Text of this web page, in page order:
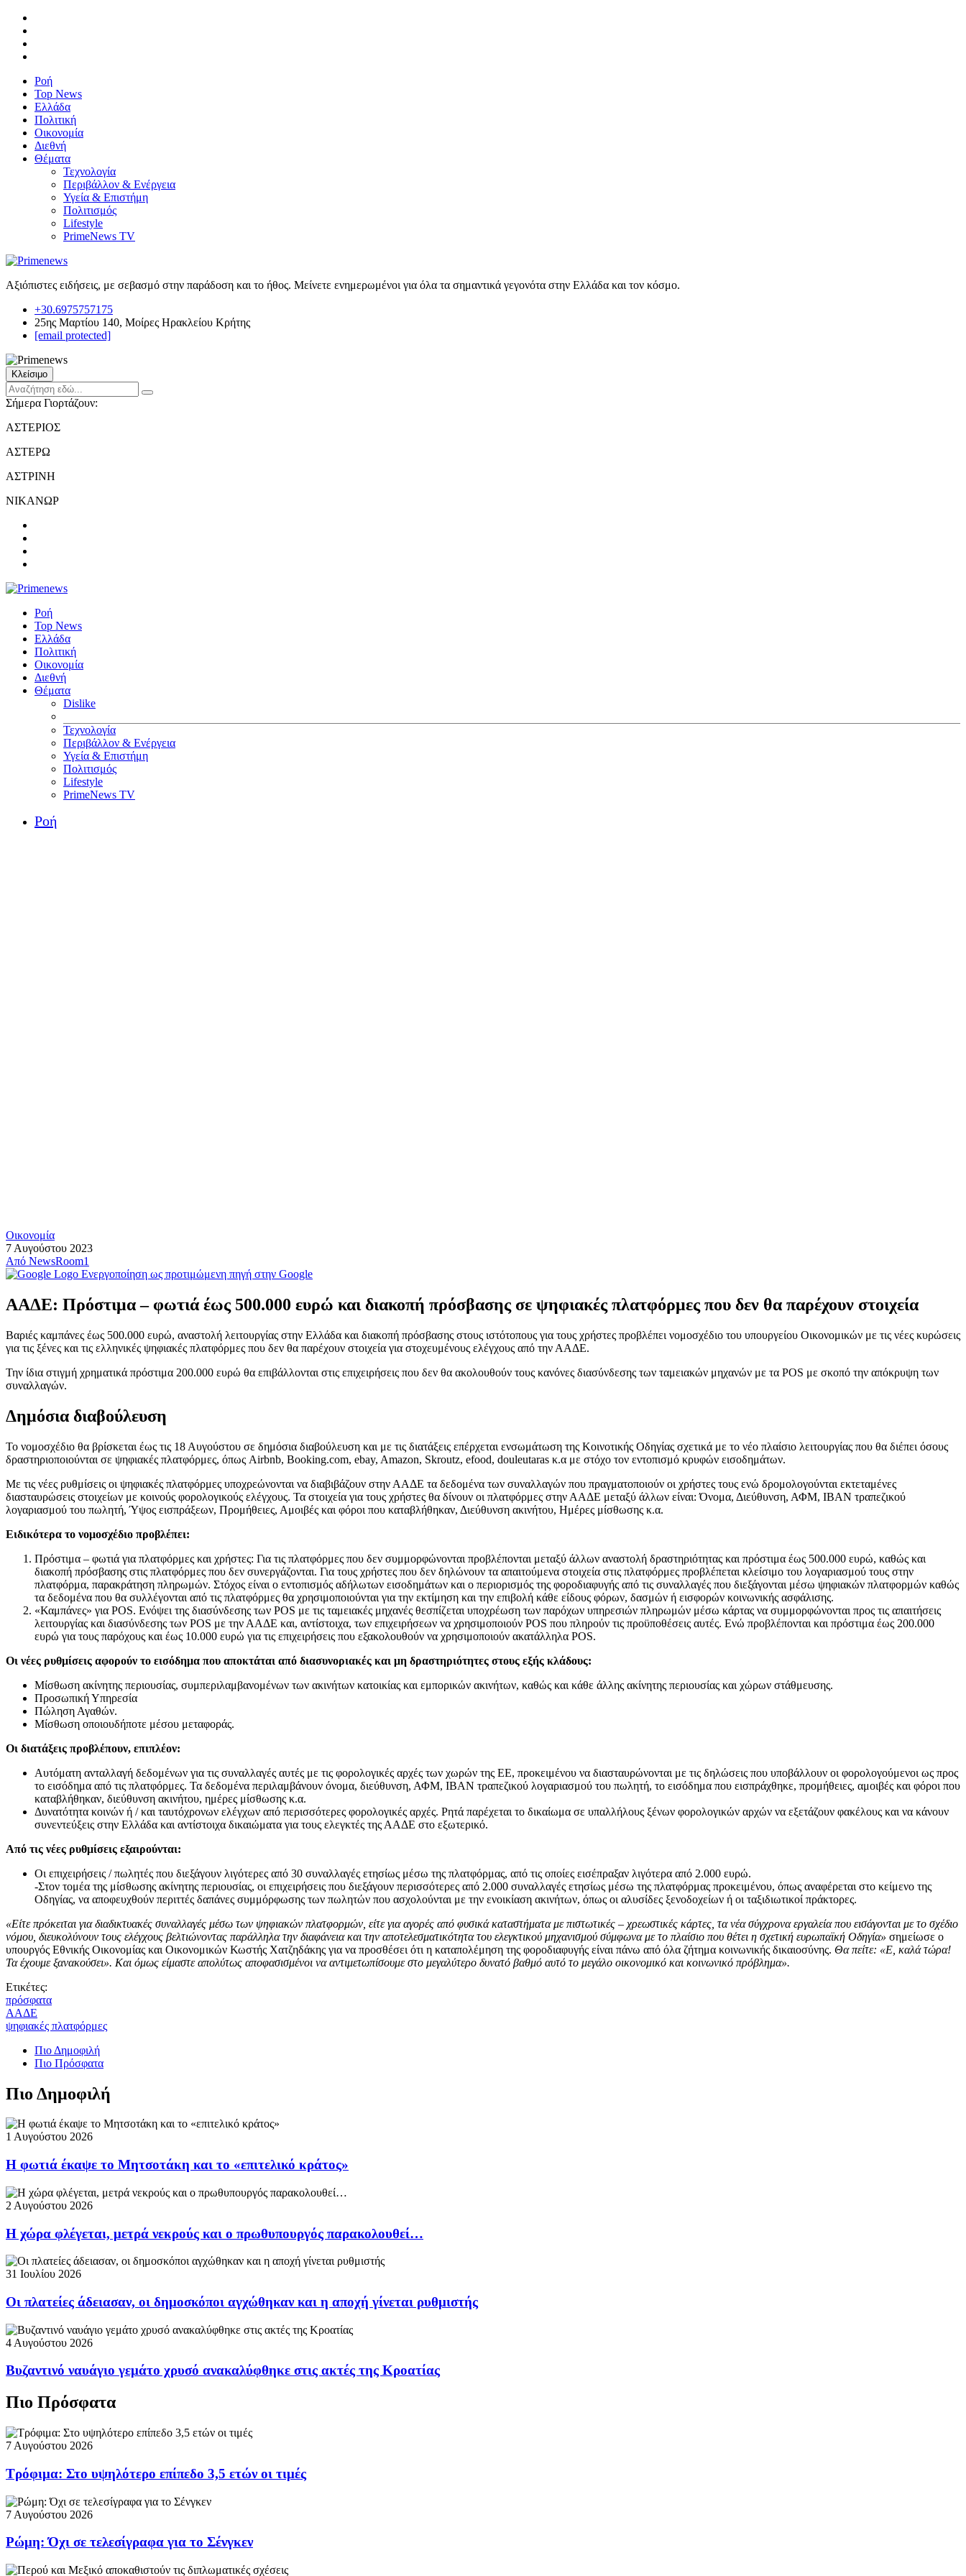
Ροή
Top News
Ελλάδα
Πολιτική
Οικονομία
Διεθνή
Θέματα
Τεχνολογία
Περιβάλλον & Ενέργεια
Υγεία & Επιστήμη
Πολιτισμός
Lifestyle
PrimeNews TV
Αξιόπιστες ειδήσεις, με σεβασμό στην παράδοση και το ήθος. Μείνετε ενημερωμένοι για όλα τα σημαντικά γεγονότα στην Ελλάδα και τον κόσμο.
+30.6975757175
25ης Μαρτίου 140, Μοίρες Ηρακλείου Κρήτης
[email protected]
Κλείσιμο
Σήμερα Γιορτάζουν:
ΑΣΤΕΡΙΟΣ
ΑΣΤΕΡΩ
ΑΣΤΡΙΝΗ
ΝΙΚΑΝΩΡ
Ροή
Top News
Ελλάδα
Πολιτική
Οικονομία
Διεθνή
Θέματα
Dislike
Τεχνολογία
Περιβάλλον & Ενέργεια
Υγεία & Επιστήμη
Πολιτισμός
Lifestyle
PrimeNews TV
Ροή
Οικονομία
7 Αυγούστου 2023
Από NewsRoom1
Ενεργοποίηση ως προτιμώμενη πηγή στην Google
ΑΑΔΕ: Πρόστιμα – φωτιά έως 500.000 ευρώ και διακοπή πρόσβασης σε ψηφιακές πλατφόρμες που δεν θα παρέχουν στοιχεία
Βαριές καμπάνες έως 500.000 ευρώ, αναστολή λειτουργίας στην Ελλάδα και διακοπή πρόσβασης στους ιστότοπους για τους χρήστες προβλέπει νομοσχέδιο του υπουργείου Οικονομικών με τις νέες κυρώσεις
για τις ξένες και τις ελληνικές ψηφιακές πλατφόρμες που δεν θα παρέχουν στοιχεία για στοχευμένους ελέγχους από την ΑΑΔΕ.
Την ίδια στιγμή χρηματικά πρόστιμα 200.000 ευρώ θα επιβάλλονται στις επιχειρήσεις που δεν θα ακολουθούν τους κανόνες διασύνδεσης των ταμειακών μηχανών με τα POS με σκοπό την απόκρυψη των
συναλλαγών.
Δημόσια διαβούλευση
Το νομοσχέδιο θα βρίσκεται έως τις 18 Αυγούστου σε δημόσια διαβούλευση και με τις διατάξεις επέρχεται ενσωμάτωση της Κοινοτικής Οδηγίας σχετικά με το νέο πλαίσιο λειτουργίας που θα διέπει όσους
δραστηριοποιούνται σε ψηφιακές πλατφόρμες, όπως Airbnb, Booking.com, ebay, Amazon, Skroutz, efood, douleutaras κ.α με στόχο τον εντοπισμό κρυφών εισοδημάτων.
Με τις νέες ρυθμίσεις οι ψηφιακές πλατφόρμες υποχρεώνονται να διαβιβάζουν στην ΑΑΔΕ τα δεδομένα των συναλλαγών που πραγματοποιούν οι χρήστες τους ενώ δρομολογούνται εκτεταμένες
διασταυρώσεις στοιχείων με κοινούς φορολογικούς ελέγχους. Τα στοιχεία για τους χρήστες θα δίνουν οι πλατφόρμες στην ΑΑΔΕ μεταξύ άλλων είναι: Όνομα, Διεύθυνση, ΑΦΜ, ΙΒΑΝ τραπεζικού
λογαριασμού του πωλητή, Ύψος εισπράξεων, Προμήθειες, Αμοιβές και φόροι που καταβλήθηκαν, Διεύθυνση ακινήτου, Ημέρες μίσθωσης κ.α.
Ειδικότερα το νομοσχέδιο προβλέπει:
Πρόστιμα – φωτιά για πλατφόρμες και χρήστες: Για τις πλατφόρμες που δεν συμμορφώνονται προβλέπονται μεταξύ άλλων αναστολή δραστηριότητας και πρόστιμα έως 500.000 ευρώ, καθώς και
διακοπή πρόσβασης στις πλατφόρμες που δεν συνεργάζονται. Για τους χρήστες που δεν δηλώνουν τα απαιτούμενα στοιχεία στις πλατφόρμες προβλέπεται κλείσιμο του λογαριασμού τους στην
πλατφόρμα, παρακράτηση πληρωμών. Στόχος είναι ο εντοπισμός αδήλωτων εισοδημάτων και ο περιορισμός της φοροδιαφυγής από τις συναλλαγές που διεξάγονται μέσω ψηφιακών πλατφορμών καθώς
τα δεδομένα που θα συλλέγονται από τις πλατφόρμες θα χρησιμοποιούνται για την εκτίμηση και την επιβολή κάθε είδους φόρων, δασμών ή εισφορών κοινωνικής ασφάλισης.
«Καμπάνες» για POS. Eνόψει της διασύνδεσης των POS με τις ταμειακές μηχανές θεσπίζεται υποχρέωση των παρόχων υπηρεσιών πληρωμών μέσω κάρτας να συμμορφώνονται προς τις απαιτήσεις
λειτουργίας και διασύνδεσης των POS με την ΑΑΔΕ και, αντίστοιχα, των επιχειρήσεων να χρησιμοποιούν POS που πληρούν τις προϋποθέσεις αυτές. Ενώ προβλέπονται και πρόστιμα έως 200.000
ευρώ για τους παρόχους και έως 10.000 ευρώ για τις επιχειρήσεις που εξακολουθούν να χρησιμοποιούν ακατάλληλα POS.
Οι νέες ρυθμίσεις αφορούν το εισόδημα που αποκτάται από διασυνοριακές και μη δραστηριότητες στους εξής κλάδους:
Μίσθωση ακίνητης περιουσίας, συμπεριλαμβανομένων των ακινήτων κατοικίας και εμπορικών ακινήτων, καθώς και κάθε άλλης ακίνητης περιουσίας και χώρων στάθμευσης.
Προσωπική Υπηρεσία
Πώληση Αγαθών.
Μίσθωση οποιουδήποτε μέσου μεταφοράς.
Οι διατάξεις προβλέπουν, επιπλέον:
Αυτόματη ανταλλαγή δεδομένων για τις συναλλαγές αυτές με τις φορολογικές αρχές των χωρών της ΕΕ, προκειμένου να διασταυρώνονται με τις δηλώσεις που υποβάλλουν οι φορολογούμενοι ως προς
το εισόδημα από τις πλατφόρμες. Τα δεδομένα περιλαμβάνουν όνομα, διεύθυνση, ΑΦΜ, ΙΒΑΝ τραπεζικού λογαριασμού του πωλητή, το εισόδημα που εισπράχθηκε, προμήθειες, αμοιβές και φόροι που
καταβλήθηκαν, διεύθυνση ακινήτου, ημέρες μίσθωσης κ.α.
Δυνατότητα κοινών ή / και ταυτόχρονων ελέγχων από περισσότερες φορολογικές αρχές. Ρητά παρέχεται το δικαίωμα σε υπαλλήλους ξένων φορολογικών αρχών να εξετάζουν φακέλους και να κάνουν
συνεντεύξεις στην Ελλάδα και αντίστοιχα δικαιώματα για τους ελεγκτές της ΑΑΔΕ στο εξωτερικό.
Από τις νέες ρυθμίσεις εξαιρούνται:
Οι επιχειρήσεις / πωλητές που διεξάγουν λιγότερες από 30 συναλλαγές ετησίως μέσω της πλατφόρμας, από τις οποίες εισέπραξαν λιγότερα από 2.000 ευρώ.
-Στον τομέα της μίσθωσης ακίνητης περιουσίας, οι επιχειρήσεις που διεξάγουν περισσότερες από 2.000 συναλλαγές ετησίως μέσω της πλατφόρμας προκειμένου, όπως αναφέρεται στο κείμενο της
Οδηγίας, να αποφευχθούν περιττές δαπάνες συμμόρφωσης των πωλητών που ασχολούνται με την ενοικίαση ακινήτων, όπως οι αλυσίδες ξενοδοχείων ή οι ταξιδιωτικοί πράκτορες.
«Είτε πρόκειται για διαδικτυακές συναλλαγές μέσω των ψηφιακών πλατφορμών, είτε για αγορές από φυσικά καταστήματα με πιστωτικές – χρεωστικές κάρτες, τα νέα σύγχρονα εργαλεία που εισάγονται με το σχέδιο
νόμου, διευκολύνουν τους ελέγχους βελτιώνοντας παράλληλα την διαφάνεια και την αποτελεσματικότητα του ελεγκτικού μηχανισμού σύμφωνα με το πλαίσιο που θέτει η σχετική ευρωπαϊκή Οδηγία» σημείωσε ο
υπουργός Εθνικής Οικονομίας και Οικονομικών Κωστής Χατζηδάκης για να προσθέσει ότι η καταπολέμηση της φοροδιαφυγής είναι πάνω από όλα ζήτημα κοινωνικής δικαιοσύνης. Θα πείτε: «Ε, καλά τώρα!
Τα έχουμε ξανακούσει». Και όμως είμαστε απολύτως αποφασισμένοι να αντιμετωπίσουμε στο μεγαλύτερο δυνατό βαθμό αυτό το μεγάλο οικονομικό και κοινωνικό πρόβλημα».
Ετικέτες:
πρόσφατα
ΑΑΔΕ
ψηφιακές πλατφόρμες
Πιο Δημοφιλή
Πιο Πρόσφατα
Πιο Δημοφιλή
1 Αυγούστου 2026
Η φωτιά έκαψε το Μητσοτάκη και το «επιτελικό κράτος»
2 Αυγούστου 2026
Η χώρα φλέγεται, μετρά νεκρούς και ο πρωθυπουργός παρακολουθεί…
31 Ιουλίου 2026
Οι πλατείες άδειασαν, οι δημοσκόποι αγχώθηκαν και η αποχή γίνεται ρυθμιστής
4 Αυγούστου 2026
Βυζαντινό ναυάγιο γεμάτο χρυσό ανακαλύφθηκε στις ακτές της Κροατίας
Πιο Πρόσφατα
7 Αυγούστου 2026
Τρόφιμα: Στο υψηλότερο επίπεδο 3,5 ετών οι τιμές
7 Αυγούστου 2026
Ρώμη: Όχι σε τελεσίγραφα για το Σένγκεν